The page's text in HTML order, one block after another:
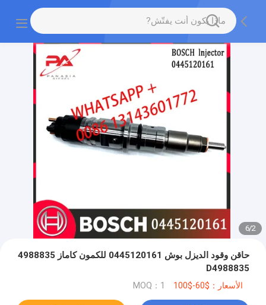
2
/
6
حاقن وقود الديزل بوش 0445120161 للكمون كاماز 4988835
D4988835
الأسعار：$60-$100 MOQ：1